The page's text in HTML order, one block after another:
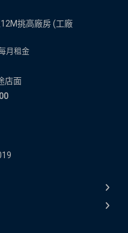
挑高廠房 (工廠
月租金
店面